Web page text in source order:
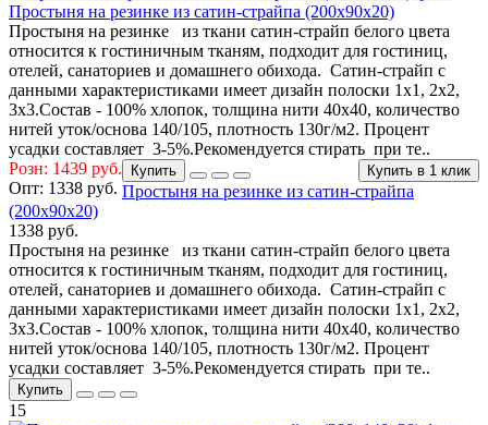
Простыня на резинке из сатин-страйпа (200х90х20)
Простыня на резинке из ткани сатин-страйп белого цвета
относится к гостиничным тканям, подходит для гостиниц,
отелей, санаториев и домашнего обихода. Сатин-страйп с
данными характеристиками имеет дизайн полоски 1х1, 2х2,
3х3.Состав - 100% хлопок, толщина нити 40х40, количество
нитей уток/основа 140/105, плотность 130г/м2. Процент
усадки составляет 3-5%.Рекомендуется стирать при те..
Розн: 1439 руб.
Опт: 1338 руб.
Купить в 1 клик
Купить
Простыня на резинке из сатин-страйпа
(200х90х20)
1338 руб.
Простыня на резинке из ткани сатин-страйп белого цвета
относится к гостиничным тканям, подходит для гостиниц,
отелей, санаториев и домашнего обихода. Сатин-страйп с
данными характеристиками имеет дизайн полоски 1х1, 2х2,
3х3.Состав - 100% хлопок, толщина нити 40х40, количество
нитей уток/основа 140/105, плотность 130г/м2. Процент
усадки составляет 3-5%.Рекомендуется стирать при те..
Купить
15